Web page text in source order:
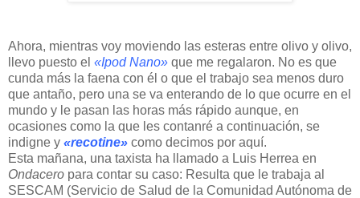
Ahora, mientras voy moviendo las esteras entre olivo y olivo,
llevo puesto el «Ipod Nano» que me regalaron. No es que
cunda más la faena con él o que el trabajo sea menos duro
que antaño, pero una se va enterando de lo que ocurre en el
mundo y le pasan las horas más rápido aunque, en
ocasiones como la que les contanré a continuación, se
indigne y «recotine» como decimos por aquí.
Esta mañana, una taxista ha llamado a Luis Herrea en
Ondacero para contar su caso: Resulta que le trabaja al
SESCAM (Servicio de Salud de la Comunidad Autónoma de